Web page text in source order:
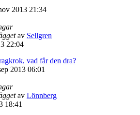
2013 21:34
av Sellgren
22:04
vad får den dra?
2013 06:01
av Lönnberg
18:41